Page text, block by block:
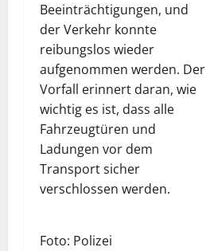
Beeinträchtigungen, und
der Verkehr konnte
reibungslos wieder
aufgenommen werden. Der
Vorfall erinnert daran, wie
wichtig es ist, dass alle
Fahrzeugtüren und
Ladungen vor dem
Transport sicher
verschlossen werden.
Foto: Polizei